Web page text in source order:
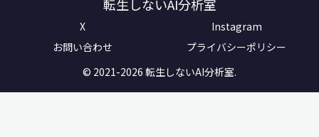
転生しないAI分析室
X
Instagram
お問い合わせ
プライバシーポリシー
© 2021-2026 転生しないAI分析室.